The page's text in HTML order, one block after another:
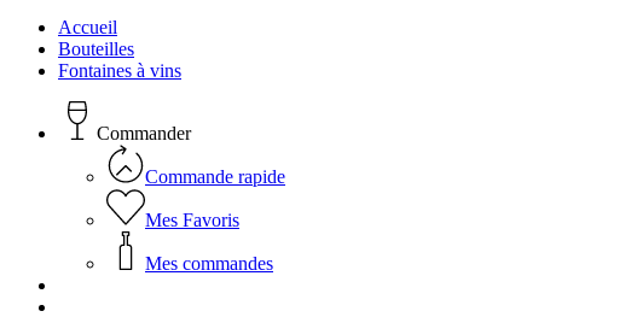
Accueil
Bouteilles
Fontaines à vins
Commander
Commande rapide
Mes Favoris
Mes commandes